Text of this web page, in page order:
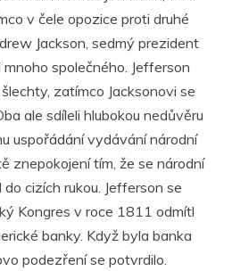
v čele opozice proti druhé
Jackson, sedmý prezident
společného. Jefferson
zatímco Jacksonovi se
ale sdíleli hlubokou nedůvěru
uspořádání vydávání národní
znepokojení tím, že se národní
cizích rukou. Jefferson se
Kongres v roce 1811 odmítl
banky. Když byla banka
podezření se potvrdilo.